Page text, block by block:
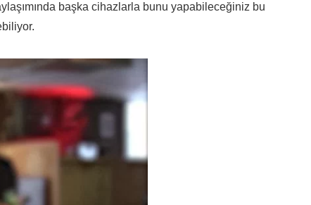
başka cihazlarla bunu yapabileceğiniz bu